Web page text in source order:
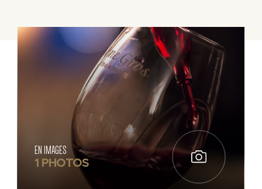
EN IMAGES
1 PHOTOS